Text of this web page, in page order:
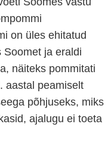
on üles ehitatud
Soomet ja eraldi
näiteks pommitati
aastal peamiselt
põhjuseks, miks
ajalugu ei toeta